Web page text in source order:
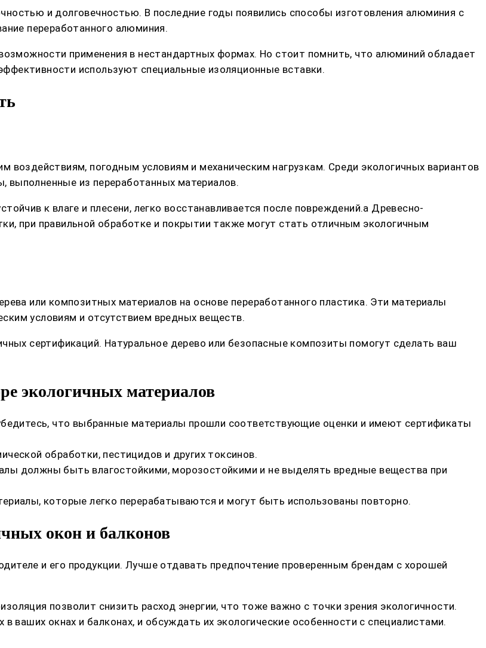
и долговечностью. В последние годы появились способы изготовления алюминия с
переработанного алюминия.
применения в нестандартных формах. Но стоит помнить, что алюминий обладает
используют специальные изоляционные вставки.
погодным условиям и механическим нагрузкам. Среди экологичных вариантов
из переработанных материалов.
к влаге и плесени, легко восстанавливается после повреждений.а Древесно-
при правильной обработке и покрытии также могут стать отличным экологичным
или композитных материалов на основе переработанного пластика. Эти материалы
условиям и отсутствием вредных веществ.
сертификаций. Натуральное дерево или безопасные композиты помогут сделать ваш
экологичных материалов
что выбранные материалы прошли соответствующие оценки и имеют сертификаты
обработки, пестицидов и других токсинов.
должны быть влагостойкими, морозостойкими и не выделять вредные вещества при
которые легко перерабатываются и могут быть использованы повторно.
окон и балконов
и его продукции. Лучше отдавать предпочтение проверенным брендам с хорошей
позволит снизить расход энергии, что тоже важно с точки зрения экологичности.
ваших окнах и балконах, и обсуждать их экологические особенности с специалистами.